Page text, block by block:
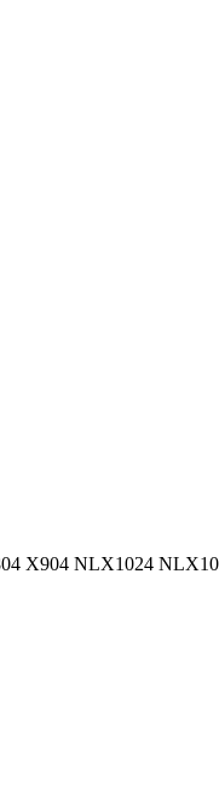
X904 NLX1024